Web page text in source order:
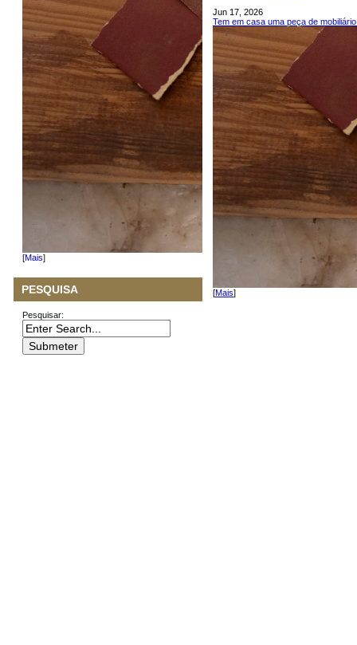
[Mais]
PESQUISA
Pesquisar:
Jun 17, 2026
Tem em casa uma peça de
[Mais]